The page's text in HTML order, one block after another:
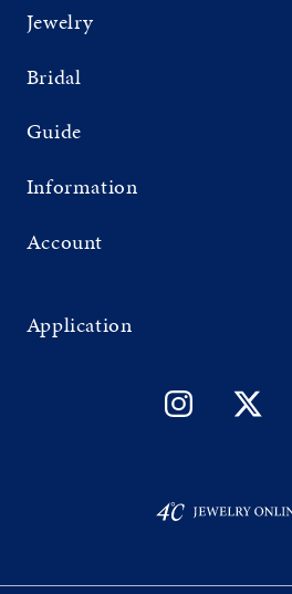
Jewelry
Bridal
Guide
Information
Account
Application